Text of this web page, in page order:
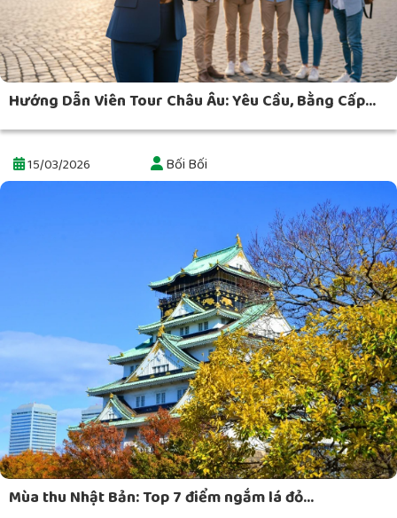
Hướng Dẫn Viên Tour Châu Âu: Yêu Cầu, Bằng Cấp...
15/03/2026 Bối Bối
Mùa thu Nhật Bản: Top 7 điểm ngắm lá đỏ...